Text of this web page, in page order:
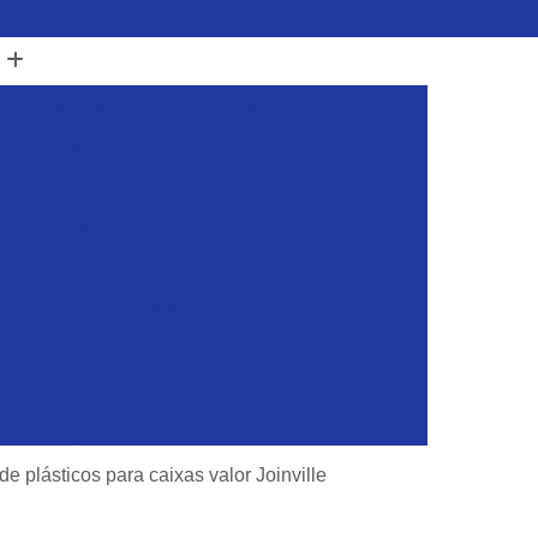
Ferramentas para Injeção de Plásticos
plásticos para caixas valor Joinville